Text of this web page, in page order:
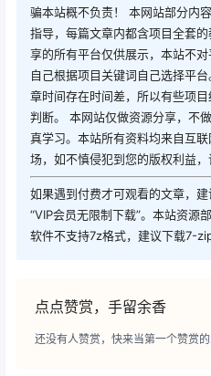
骗本站概不负责！ 本网站部分内
指导，每篇文章内都含项目全套
享的所有平台仅供展示，本站不
自己根据项目关键词自己选择平
章时间存在时间差，所以有些项
判断。 本网站仅做资源分享，不
真学习。本站所有资料均来自互
场，如不慎侵犯到您的版权利益，
如果遇到付费才可观看的文章，建
“VIP会员无限制下载”。本站资源
软件不支持7z格式，建议下载7-zip
点点赞赏，手留余香
还没有人赞赏，快来当第一个赞赏的